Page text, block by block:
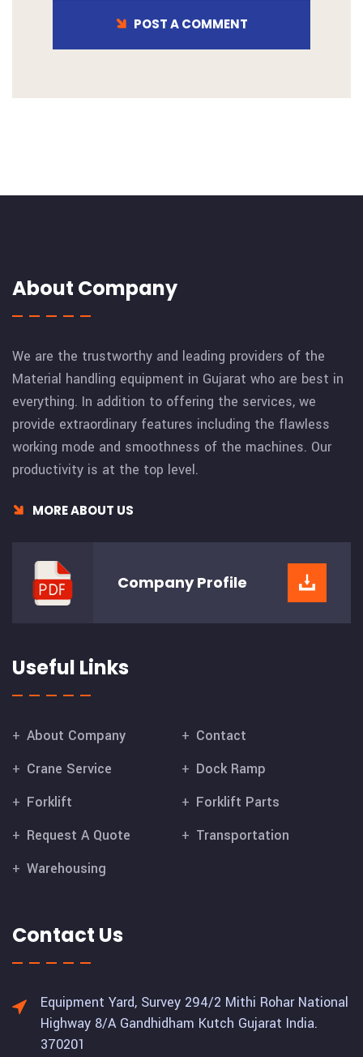
POST A COMMENT
About Company
We are the trustworthy and leading providers of the
Material handling equipment in Gujarat who are best in
everything. In addition to offering the services, we
provide extraordinary features including the flawless
working mode and smoothness of the machines. Our
productivity is at the top level.
MORE ABOUT US
CompanyProfile
Useful Links
About Company
Contact
Crane Service
Dock Ramp
Forklift
Forklift Parts
Request A Quote
Transportation
Warehousing
Contact Us
Equipment Yard, Survey 294/2 Mithi Rohar National
Highway 8/A Gandhidham Kutch Gujarat India.
370201